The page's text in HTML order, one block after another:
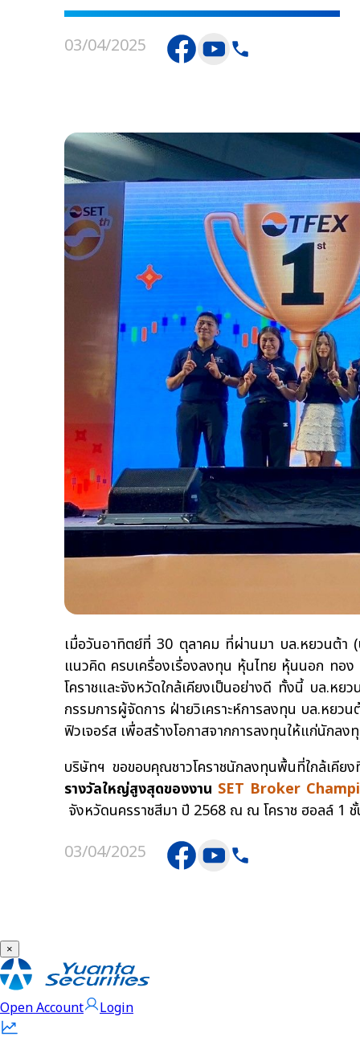
03/04/2025
เมื่อวันอาทิตย์ที่ 30 ตุลาคม ที่ผ่านมา บล.หยวนต้า
แนวคิด ครบเครื่องเรื่องลงทุน หุ้นไทย หุ้นนอก ทอง
โคราชและจังหวัดใกล้เคียงเป็นอย่างดี ทั้งนี้ บล.
กรรมการผู้จัดการ ฝ่ายวิเคราะห์การลงทุน บล.หยว
ฟิวเจอร์ส เพื่อสร้างโอกาสจากการลงทุนให้แก่นักลง
บริษัทฯ ขอขอบคุณชาวโคราชนักลงทุนพื้นที่ใกล้เคีย
รางวัลใหญ่สูงสุดของงาน SET Broker
จังหวัดนครราชสีมา ปี 2568 ณ ณ โคราช ฮอลล์ 1 ชั้
03/04/2025
×
Open Account Login